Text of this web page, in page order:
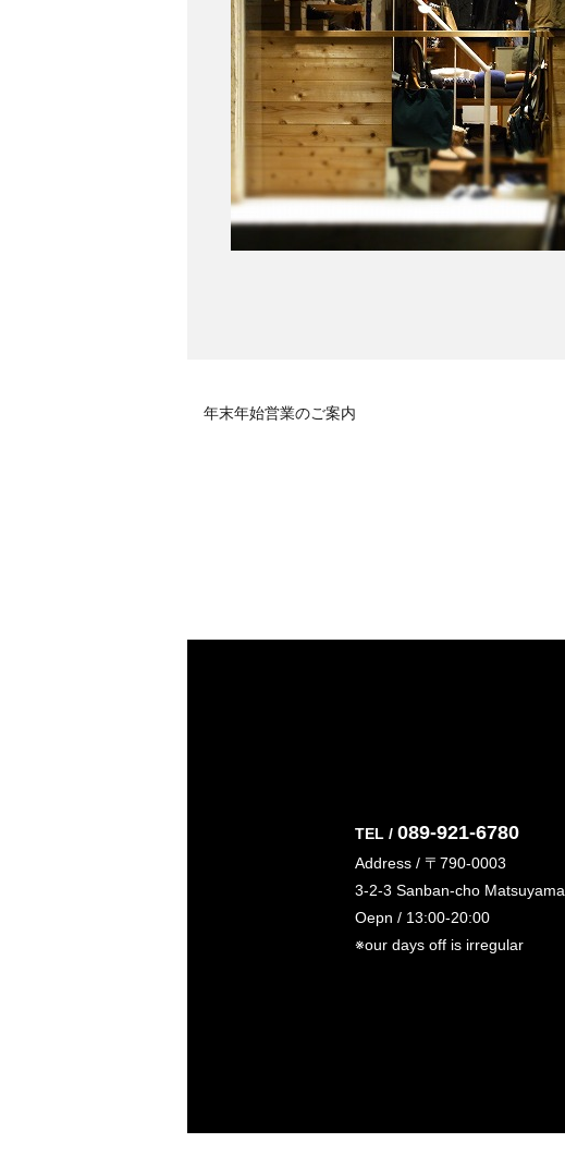
年末年始営業のご案内
TEL / 089-921-6780
Address / 〒790-0003
3-2-3 Sanban-cho
Oepn / 13:00-20:00
※our days off is irregular